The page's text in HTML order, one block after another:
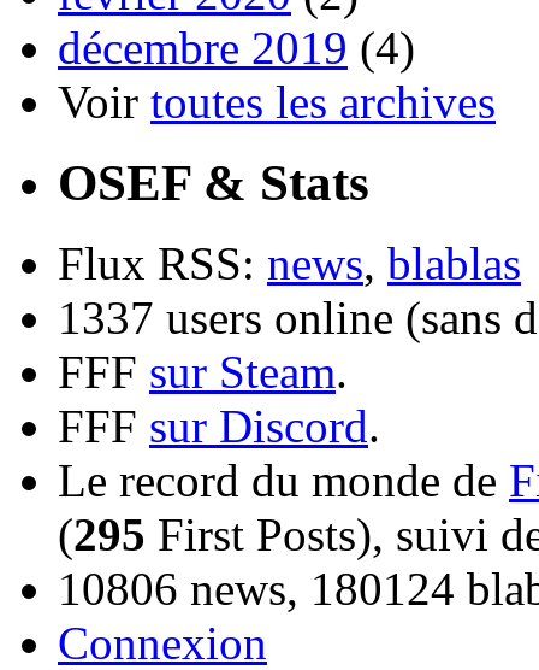
décembre 2019 (4)
Voir toutes les archives
OSEF & Stats
Flux RSS: news, blablas
1337 users online (sans
FFF sur Steam.
FFF sur Discord.
Le record du monde de
(295 First Posts), suivi
10806 news, 180124
Connexion